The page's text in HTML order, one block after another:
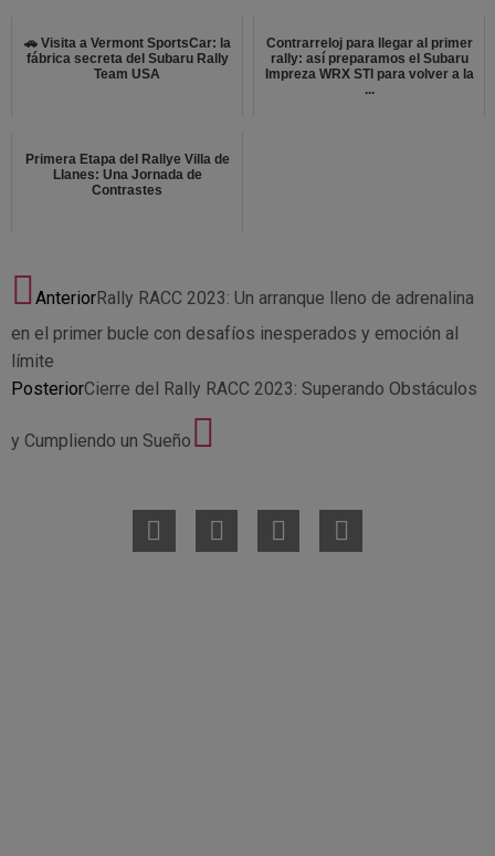
🚗 Visita a Vermont SportsCar: la
fábrica secreta del Subaru Rally
Team USA
Contrarreloj para llegar al primer
rally: así preparamos el Subaru
Impreza WRX STI para volver a la
...
Primera Etapa del Rallye Villa de
Llanes: Una Jornada de
Contrastes
AnteriorRally RACC 2023: Un arranque lleno de adrenalina
en el primer bucle con desafíos inesperados y emoción al
límite
PosteriorCierre del Rally RACC 2023: Superando Obstáculos
y Cumpliendo un Sueño